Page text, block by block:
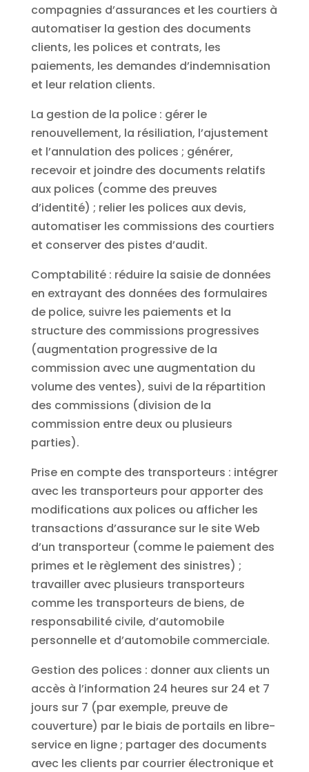
compagnies d’assurances et les courtiers à
automatiser la gestion des documents
clients, les polices et contrats, les
paiements, les demandes d’indemnisation
et leur relation clients.
La gestion de la police : gérer le
renouvellement, la résiliation, l’ajustement
et l’annulation des polices ; générer,
recevoir et joindre des documents relatifs
aux polices (comme des preuves
d’identité) ; relier les polices aux devis,
automatiser les commissions des courtiers
et conserver des pistes d’audit.
Comptabilité : réduire la saisie de données
en extrayant des données des formulaires
de police, suivre les paiements et la
structure des commissions progressives
(augmentation progressive de la
commission avec une augmentation du
volume des ventes), suivi de la répartition
des commissions (division de la
commission entre deux ou plusieurs
parties).
Prise en compte des transporteurs : intégrer
avec les transporteurs pour apporter des
modifications aux polices ou afficher les
transactions d’assurance sur le site Web
d’un transporteur (comme le paiement des
primes et le règlement des sinistres) ;
travailler avec plusieurs transporteurs
comme les transporteurs de biens, de
responsabilité civile, d’automobile
personnelle et d’automobile commerciale.
Gestion des polices : donner aux clients un
accès à l’information 24 heures sur 24 et 7
jours sur 7 (par exemple, preuve de
couverture) par le biais de portails en libre-
service en ligne ; partager des documents
avec les clients par courrier électronique et